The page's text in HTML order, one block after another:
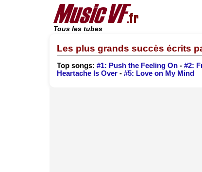
Tous les tubes
Les plus grands succès écrits
Top songs: #1: Push the Feeling On - #2:
Heartache Is Over - #5: Love on My Mind